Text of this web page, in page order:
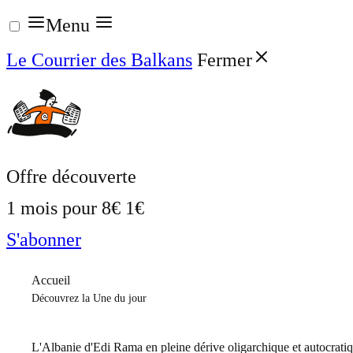
Aller
au
contenu
Menu
Le Courrier des Balkans Fermer
Offre découverte
1 mois pour 8€ 1€
S'abonner
Accueil
Découvrez la Une du jour
L'Albanie d'Edi Rama en pleine dérive oligarchique et